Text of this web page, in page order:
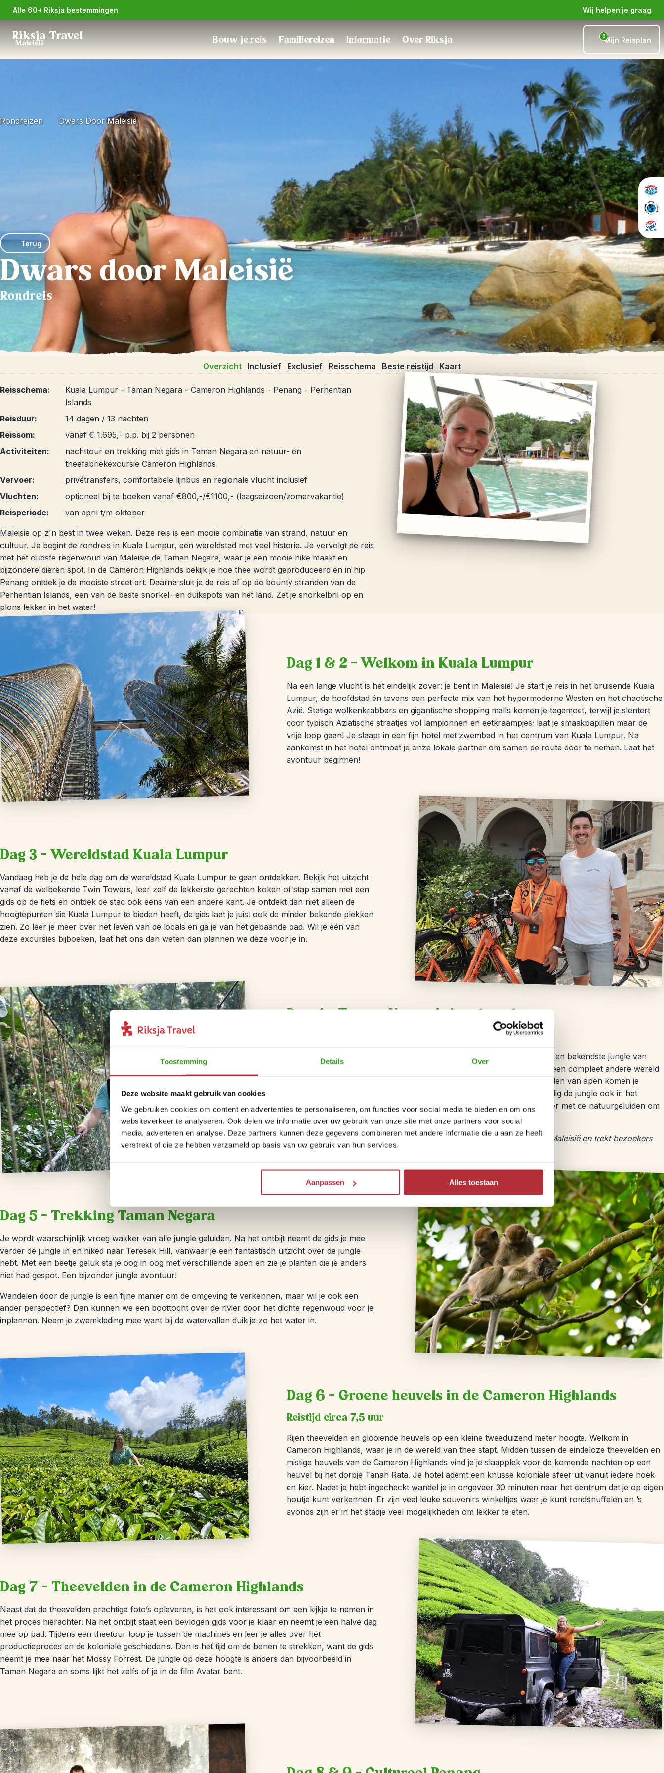
Toestemming Details Over
Deze website maakt gebruik van cookies
We gebruiken cookies om content en advertenties te personaliseren, om functies voor social media te bieden en om ons
websiteverkeer te analyseren. Ook delen we informatie over uw gebruik van onze site met onze partners voor social
media, adverteren en analyse. Deze partners kunnen deze gegevens combineren met andere informatie die u aan ze heeft
verstrekt of die ze hebben verzameld op basis van uw gebruik van hun services.
Aanpassen Alles toestaan
Alle 60+ Riksja bestemmingen Wij helpen je graag
Riksja Travel
Maleisië Bouw je reis Familiereizen Informatie Over Riksja 0Mijn Reisplan
Rondreizen Dwars Door Maleisië
Terug
Dwars door Maleisië
Rondreis
Overzicht Inclusief Exclusief Reisschema Beste reistijd Kaart
Reisschema:
Kuala Lumpur - Taman Negara - Cameron Highlands - Penang - Perhentian
Islands
Reisduur:
14 dagen / 13 nachten
Reissom:
vanaf € 1.695,- p.p. bij 2 personen
Activiteiten:
nachttour en trekking met gids in Taman Negara en natuur- en
theefabriekexcursie Cameron Highlands
Vervoer:
privétransfers, comfortabele lijnbus en regionale vlucht inclusief
Vluchten:
optioneel bij te boeken vanaf €800,-/€1100,- (laagseizoen/zomervakantie)
Reisperiode:
van april t/m oktober
Maleisie op z'n best in twee weken. Deze reis is een mooie combinatie van strand, natuur en
cultuur. Je begint de rondreis in Kuala Lumpur, een wereldstad met veel historie. Je vervolgt de reis
met het oudste regenwoud van Maleisië de Taman Negara, waar je een mooie hike maakt en
bijzondere dieren spot. In de Cameron Highlands bekijk je hoe thee wordt geproduceerd en in hip
Penang ontdek je de mooiste street art. Daarna sluit je de reis af op de bounty stranden van de
Perhentian Islands, een van de beste snorkel- en duikspots van het land. Zet je snorkelbril op en
plons lekker in het water!
Dag 1 & 2 – Welkom in Kuala Lumpur
Na een lange vlucht is het eindelijk zover: je bent in Maleisië! Je start je reis in het bruisende Kuala
Lumpur, de hoofdstad én tevens een perfecte mix van het hypermoderne Westen en het chaotische
Azië. Statige wolkenkrabbers en gigantische shopping malls komen je tegemoet, terwijl je slentert
door typisch Aziatische straatjes vol lampionnen en eetkraampjes; laat je smaakpapillen maar de
vrije loop gaan! Je slaapt in een fijn hotel met zwembad in het centrum van Kuala Lumpur. Na
aankomst in het hotel ontmoet je onze lokale partner om samen de route door te nemen. Laat het
avontuur beginnen!
Dag 3 – Wereldstad Kuala Lumpur
Vandaag heb je de hele dag om de wereldstad Kuala Lumpur te gaan ontdekken. Bekijk het uitzicht
vanaf de welbekende Twin Towers, leer zelf de lekkerste gerechten koken of stap samen met een
gids op de fiets en ontdek de stad ook eens van een andere kant. Je ontdekt dan niet alleen de
hoogtepunten die Kuala Lumpur te bieden heeft, de gids laat je juist ook de minder bekende plekken
zien. Zo leer je meer over het leven van de locals en ga je van het gebaande pad. Wil je één van
deze excursies bijboeken, laat het ons dan weten dan plannen we deze voor je in.
Dag 4 – Taman Negara’s junglepad
Je laat de stad achter je en reist verder naar Taman Negara, de oudste en bekendste jungle van
Maleisië. Tijdens een boottocht over de oevers merk je al snel dat je in een compleet andere wereld
terecht bent gekomen: exotische vogels vliegen je om de oren en geluiden van apen komen je
tegemoet. Na het diner ga je met een gids op pad om te zien hoe levendig de jungle ook in het
donker is. Je slaapt in een houten chalet in de jungle. Zo word je wakker met de natuurgeluiden om
je heen.
Taman Negara is een van de populairste toeristische bestemmingen in Maleisië en trekt bezoekers
van over de hele wereld. We raden aan om op tijd te boeken.
Dag 5 – Trekking Taman Negara
Je wordt waarschijnlijk vroeg wakker van alle jungle geluiden. Na het ontbijt neemt de gids je mee
verder de jungle in en hiked naar Teresek Hill, vanwaar je een fantastisch uitzicht over de jungle
hebt. Met een beetje geluk sta je oog in oog met verschillende apen en zie je planten die je anders
niet had gespot. Een bijzonder jungle avontuur!
Wandelen door de jungle is een fijne manier om de omgeving te verkennen, maar wil je ook een
ander perspectief? Dan kunnen we een boottocht over de rivier door het dichte regenwoud voor je
inplannen. Neem je zwemkleding mee want bij de watervallen duik je zo het water in.
Dag 6 – Groene heuvels in de Cameron Highlands
Reistijd circa 7,5 uur
Rijen theevelden en glooiende heuvels op een kleine tweeduizend meter hoogte. Welkom in
Cameron Highlands, waar je in de wereld van thee stapt. Midden tussen de eindeloze theevelden en
mistige heuvels van de Cameron Highlands vind je je slaapplek voor de komende nachten op een
heuvel bij het dorpje Tanah Rata. Je hotel ademt een knusse koloniale sfeer uit vanuit iedere hoek
en kier. Nadat je hebt ingecheckt wandel je in ongeveer 30 minuten naar het centrum dat je op eigen
houtje kunt verkennen. Er zijn veel leuke souvenirs winkeltjes waar je kunt rondsnuffelen en ’s
avonds zijn er in het stadje veel mogelijkheden om lekker te eten.
Dag 7 – Theevelden in de Cameron Highlands
Naast dat de theevelden prachtige foto’s opleveren, is het ook interessant om een kijkje te nemen in
het proces hierachter. Na het ontbijt staat een bevlogen gids voor je klaar en neemt je een halve dag
mee op pad. Tijdens een theetour loop je tussen de machines en leer je alles over het
productieproces en de koloniale geschiedenis. Dan is het tijd om de benen te strekken, want de gids
neemt je mee naar het Mossy Forrest. De jungle op deze hoogte is anders dan bijvoorbeeld in
Taman Negara en soms lijkt het zelfs of je in de film Avatar bent.